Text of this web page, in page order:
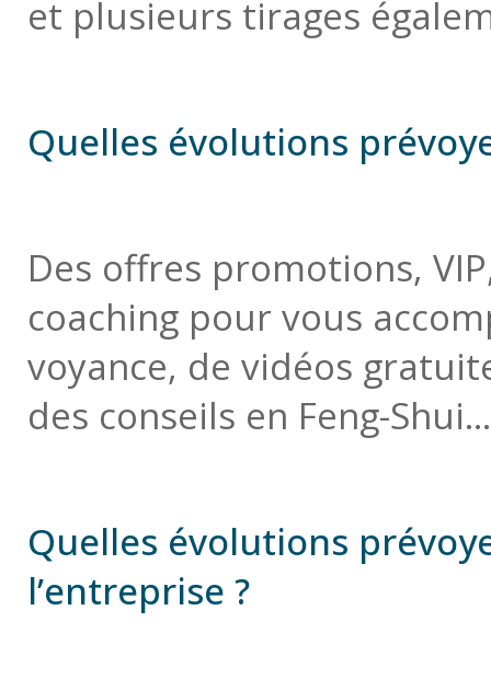
et plusieurs tirages
Quelles évolutions
Des offres promotions,
coaching pour vous
voyance, de vidéos
des conseils en Feng-Shui...
Quelles évolutions
l’entreprise ?